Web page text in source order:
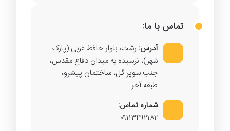
تماس با ما:
آدرس: رشت، بلوار حافظ غربی (پارک
شهر)، نرسیده به میدان دفاع مقدس،
جنب سوپر گل، ساختمان پیشرو،
طبقه آخر
شماره تماس:
۰۹۱۱۳۴۹۲۱۸۲